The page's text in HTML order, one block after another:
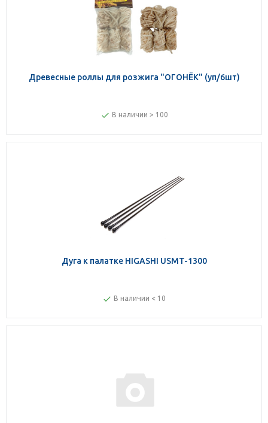
Древесные роллы для розжига "ОГОНЁК" (уп/6шт)
В наличии > 100
Дуга к палатке HIGASHI USMT-1300
В наличии < 10